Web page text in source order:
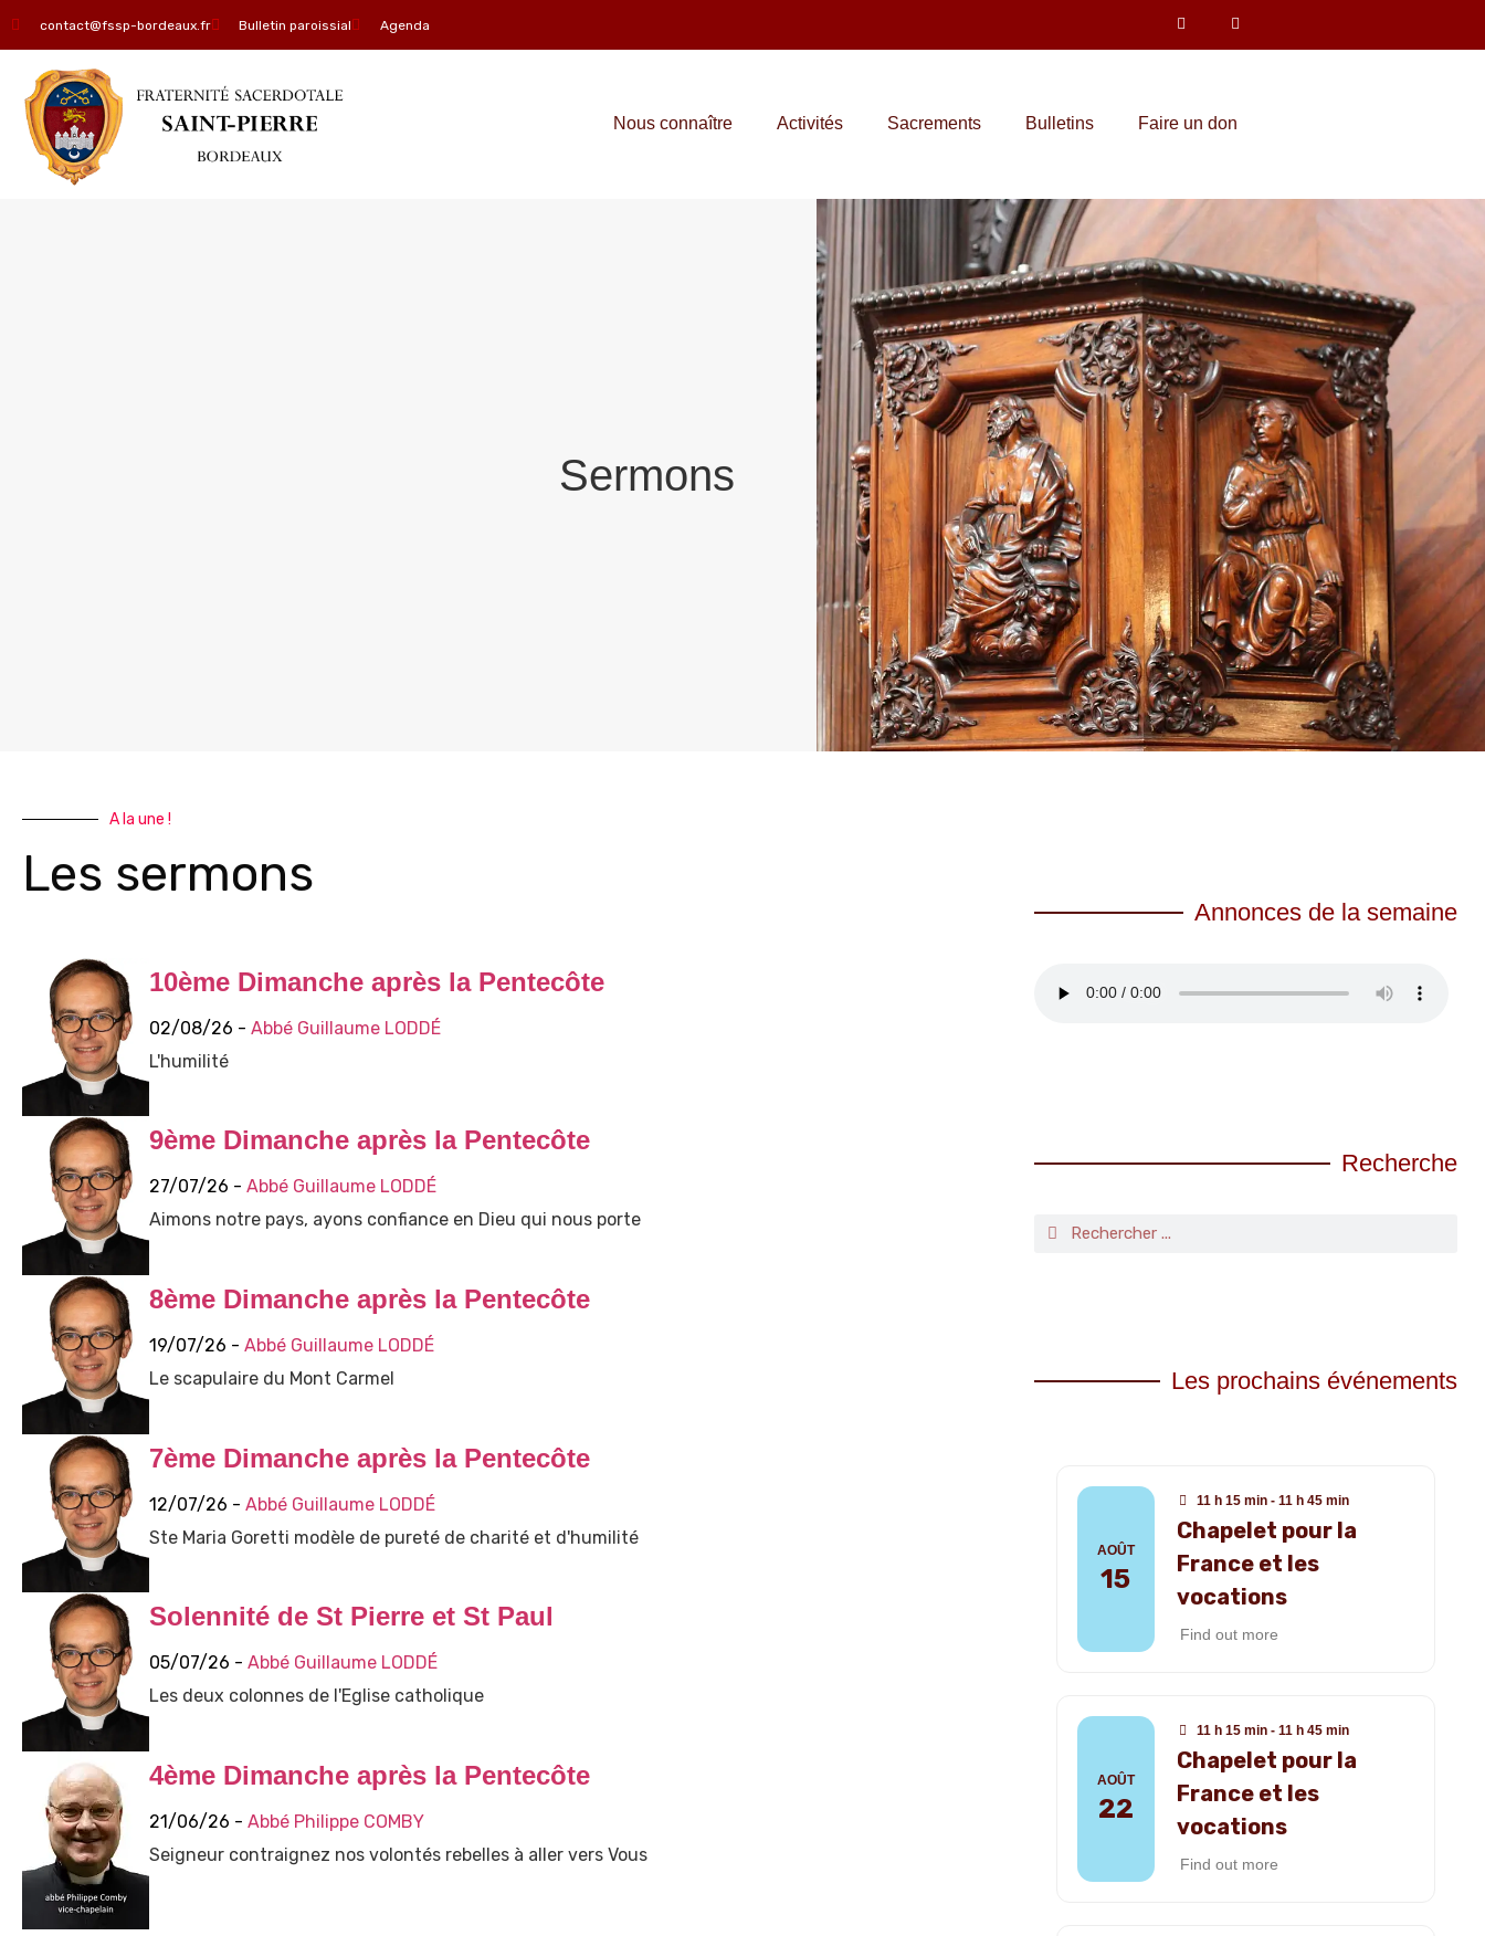
contact@fssp-bordeaux.fr Bulletin paroissial Agenda
Nous connaître Activités Sacrements Bulletins Faire un don
Sermons
A la une !
Les sermons
10ème Dimanche après la Pentecôte
02/08/26 - Abbé Guillaume LODDÉ
L'humilité
9ème Dimanche après la Pentecôte
27/07/26 - Abbé Guillaume LODDÉ
Aimons notre pays, ayons confiance en Dieu qui nous porte
8ème Dimanche après la Pentecôte
19/07/26 - Abbé Guillaume LODDÉ
Le scapulaire du Mont Carmel
7ème Dimanche après la Pentecôte
12/07/26 - Abbé Guillaume LODDÉ
Ste Maria Goretti modèle de pureté de charité et d'humilité
Solennité de St Pierre et St Paul
05/07/26 - Abbé Guillaume LODDÉ
Les deux colonnes de l'Eglise catholique
4ème Dimanche après la Pentecôte
21/06/26 - Abbé Philippe COMBY
Seigneur contraignez nos volontés rebelles à aller vers Vous
Annonces de la semaine
Recherche
Les prochains événements
AOÛT
15
11 h 15 min - 11 h 45 min
Chapelet pour la
France et les
vocations
Find out more
AOÛT
22
11 h 15 min - 11 h 45 min
Chapelet pour la
France et les
vocations
Find out more